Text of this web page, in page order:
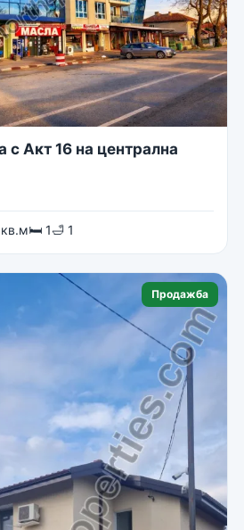
Акт 16 на централна
🛏 1🛁 1
Продажба